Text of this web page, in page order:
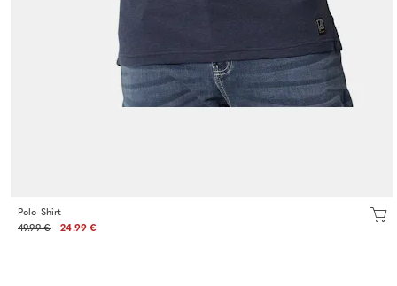
Polo-Shirt
49.99 €
24.99 €